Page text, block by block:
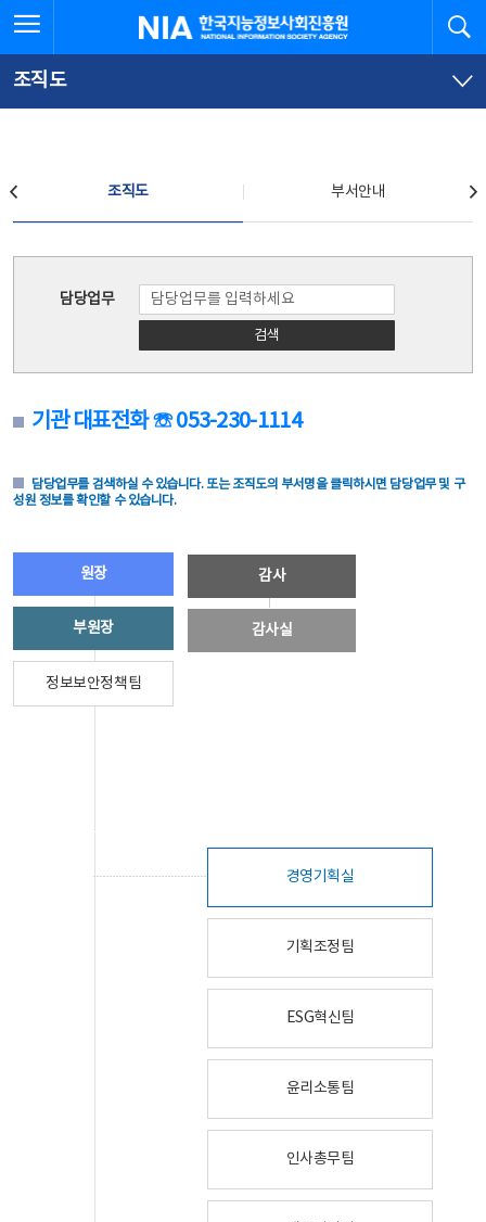
문
로
가
체
뉴
바
가
한국지능정보사회진흥원
조직도
조직도 부서안내
담당업무
검색
기관 대표전화 ☏ 053-230-1114
담당업무를 검색하실 수 있습니다. 또는 조직도의 부서명을 클릭하시면 담당업무 및 구
성원 정보를 확인할 수 있습니다.
원장
부원장
정보보안정책팀
감사
감사실
경영기획실
기획조정팀
ESG혁신팀
윤리소통팀
인사총무팀